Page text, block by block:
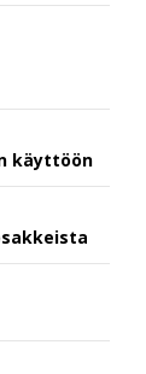
käyttöön